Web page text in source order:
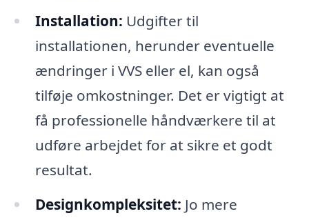
Installation: Udgifter til
installationen, herunder eventuelle
ændringer i VVS eller el, kan også
tilføje omkostninger. Det er vigtigt at
få professionelle håndværkere til at
udføre arbejdet for at sikre et godt
resultat.
Designkompleksitet: Jo mere